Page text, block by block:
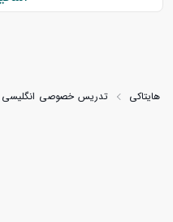
هایتاکی تدریس خصوصی انگلیسی